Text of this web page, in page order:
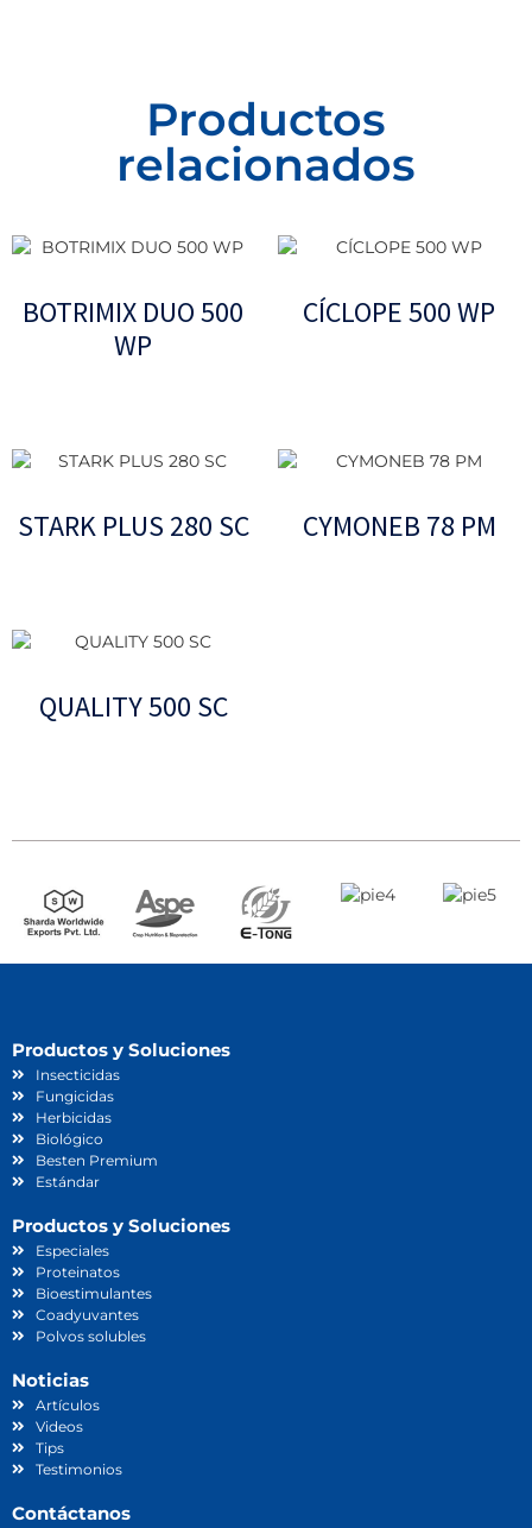
Productos
relacionados
BOTRIMIX DUO 500
WP
CÍCLOPE 500 WP
STARK PLUS 280 SC CYMONEB 78 PM
QUALITY 500 SC
Productos y Soluciones
Insecticidas
Fungicidas
Herbicidas
Biológico
Besten Premium
Estándar
Productos y Soluciones
Especiales
Proteinatos
Bioestimulantes
Coadyuvantes
Polvos solubles
Noticias
Artículos
Videos
Tips
Testimonios
Contáctanos